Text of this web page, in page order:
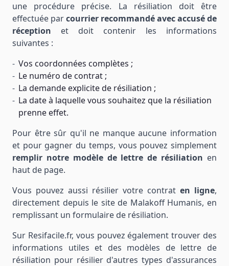
une procédure précise. La résiliation doit être
effectuée parcourrier recommandé avec accusé de
réception et doit contenir les informations
suivantes :
Vos coordonnées complètes ;
Le numéro de contrat ;
La demande explicite de résiliation ;
La date à laquelle vous souhaitez que la résiliation
prenne effet.
Pour être sûr qu'il ne manque aucune information
et pour gagner du temps, vous pouvez simplement
remplir notre modèle de lettre de résiliation en
haut de page.
Vous pouvez aussi résilier votre contrat en ligne,
directement depuis le site de Malakoff Humanis, en
remplissant un formulaire de résiliation.
Sur Resifacile.fr, vous pouvez également trouver des
informations utiles et des modèles de lettre de
résiliation pour résilier d'autres types d'assurances